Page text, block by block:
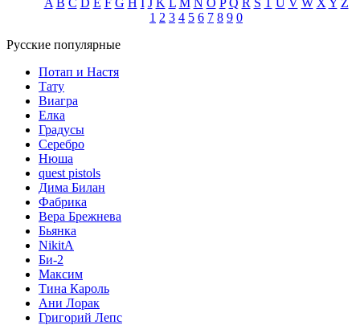
1 2 3 4 5 6 7 8 9 0
Русские популярные
Потап и Настя
Тату
Виагра
Елка
Градусы
Серебро
Нюша
quest pistols
Дима Билан
Фабрика
Вера Брежнева
Бьянка
NikitA
Би-2
Максим
Тина Кароль
Ани Лорак
Григорий Лепс